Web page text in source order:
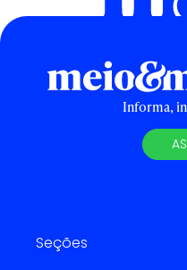
Informa,
Seções